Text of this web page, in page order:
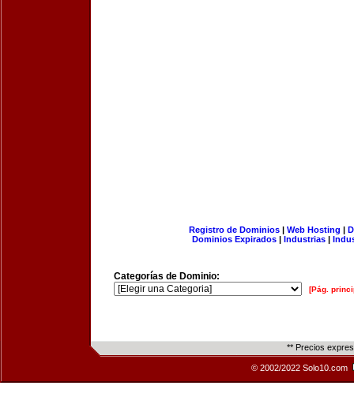
Registro de Dominios| Web Hosting |
Dominios Expirados | Industrias |
Categorías de Dominio:
[Pág.
** Precios
© 2002/2022 Solo10.com